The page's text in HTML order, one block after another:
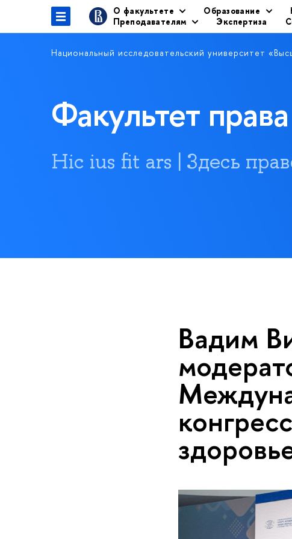
О факультете Образование
Преподавателям
Экспертиза
Национальный исследовательский университет
Факультет
Hic ius fit ars | Здесь
Вадим